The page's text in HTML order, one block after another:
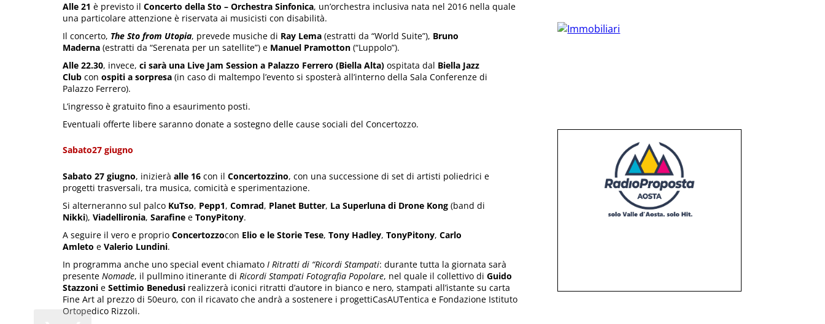
Alle 21 è previsto il Concerto della Sto – Orchestra Sinfonica, un’orchestra inclusiva nata nel 2016 nella quale
una particolare attenzione è riservata ai musicisti con disabilità.
Il concerto, The Sto from Utopia, prevede musiche di Ray Lema (estratti da “World Suite”), Bruno
Maderna (estratti da “Serenata per un satellite”) e Manuel Pramotton (“Luppolo”).
Alle 22.30, invece, ci sarà una Live Jam Session a Palazzo Ferrero (Biella Alta) ospitata dal Biella Jazz
Club con ospiti a sorpresa (in caso di maltempo l’evento si sposterà all’interno della Sala Conferenze di
Palazzo Ferrero).
L’ingresso è gratuito fino a esaurimento posti.
Eventuali offerte libere saranno donate a sostegno delle cause sociali del Concertozzo.
Sabato27 giugno
Sabato 27 giugno, inizierà alle 16 con il Concertozzino, con una successione di set di artisti poliedrici e
progetti trasversali, tra musica, comicità e sperimentazione.
Si alterneranno sul palco KuTso, Pepp1, Comrad, Planet Butter, La Superluna di Drone Kong (band di
Nikki), Viadellironia, Sarafine e TonyPitony.
A seguire il vero e proprio Concertozzocon Elio e le Storie Tese, Tony Hadley, TonyPitony, Carlo
Amleto e Valerio Lundini.
In programma anche uno special event chiamato I Ritratti di “Ricordi Stampati: durante tutta la giornata sarà
presente Nomade, il pullmino itinerante di Ricordi Stampati Fotografia Popolare, nel quale il collettivo di Guido
Stazzoni e Settimio Benedusi realizzerà iconici ritratti d’autore in bianco e nero, stampati all’istante su carta
Fine Art al prezzo di 50euro, con il ricavato che andrà a sostenere i progettiCasAUTentica e Fondazione Istituto
Ortopedico Rizzoli.